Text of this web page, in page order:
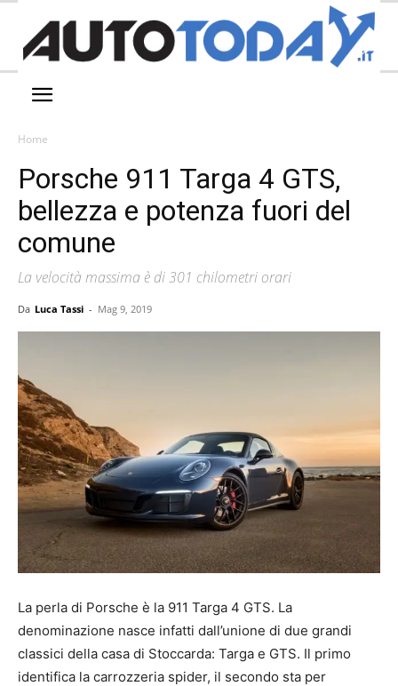
Home
Porsche 911 Targa 4 GTS,
bellezza e potenza fuori del
comune
La velocità massima è di 301 chilometri orari
Da Luca Tassi - Mag 9, 2019
La perla di Porsche è la 911 Targa 4 GTS. La
denominazione nasce infatti dall’unione di due grandi
classici della casa di Stoccarda: Targa e GTS. Il primo
identifica la carrozzeria spider, il secondo sta per